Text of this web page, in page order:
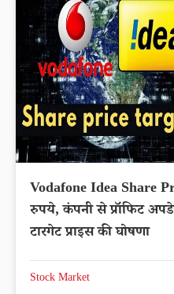
Vodafone Idea Share
रुपये, कंपनी से प्रॉफिट
टारगेट प्राइस की घोषणा
Stock Market